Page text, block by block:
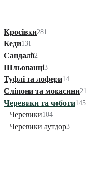
Кросівки281
Кеди131
Сандалії2
Шльопанці3
Туфлі та лофери14
Сліпони та мокасини21
Черевики та чоботи145
Черевики104
Черевики аутдор3